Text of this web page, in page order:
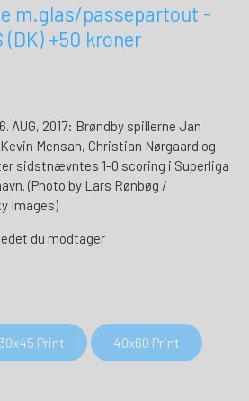
m.glas/passepartout -
(DK) +50 kroner
AUG, 2017: Brøndby spillerne Jan
Mensah, Christian Nørgaard og
sidstnævntes 1-0 scoring i Superliga
(Photo by Lars Rønbøg /
Images)
du modtager
30x45 Print 40x60 Print